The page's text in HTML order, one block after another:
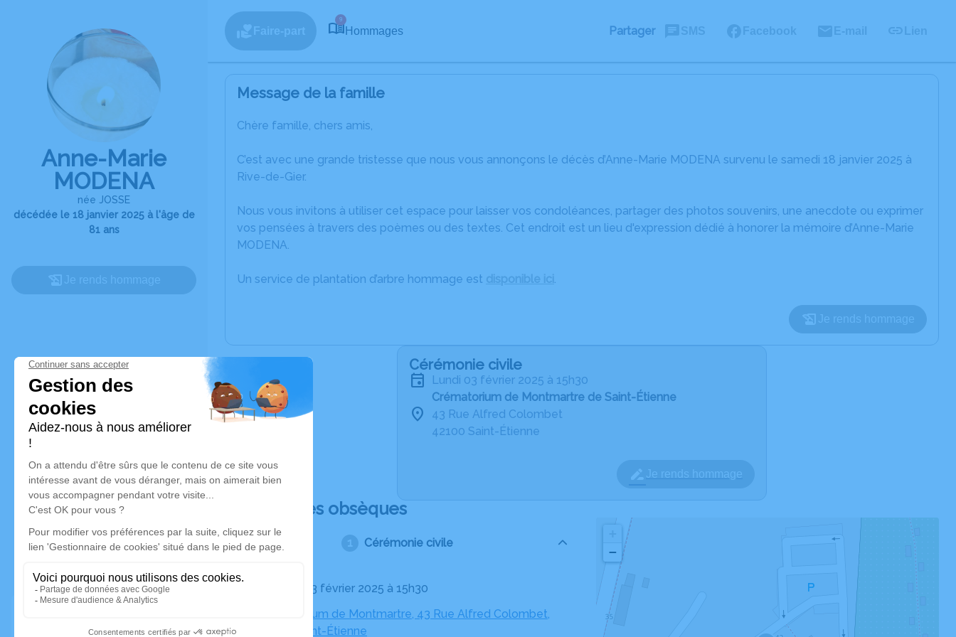
Anne-Marie
MODENA
née JOSSE
décédée le 18 janvier 2025 à l'âge de
81 ans
9
Hommages Partager
Message de la famille
Chère famille, chers amis,
C’est avec une grande tristesse que nous vous annonçons le décès d’Anne-Marie MODENA survenu le samedi 18 janvier 2025 à
Rive-de-Gier.
Nous vous invitons à utiliser cet espace pour laisser vos condoléances, partager des photos souvenirs, une anecdote ou exprimer
vos pensées à travers des poèmes ou des textes. Cet endroit est un lieu d'expression dédié à honorer la mémoire d’Anne-Marie
MODENA.
Un service de plantation d’arbre hommage est .
Cérémonie civile
lundi 03 février 2025 à 15h30
Crématorium de Montmartre de Saint-Étienne
43 Rue Alfred Colombet
42100 Saint-Étienne
Déroulé des obsèques
Cérémonie civile
Le lundi 03 février 2025 à 15h30
Crématorium de Montmartre, 43 Rue Alfred Colombet,
42100 Saint-Étienne
−